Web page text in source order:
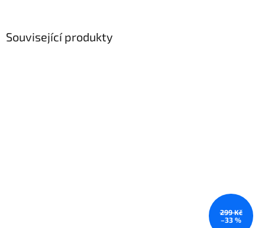
Související produkty
299 Kč
–33 %